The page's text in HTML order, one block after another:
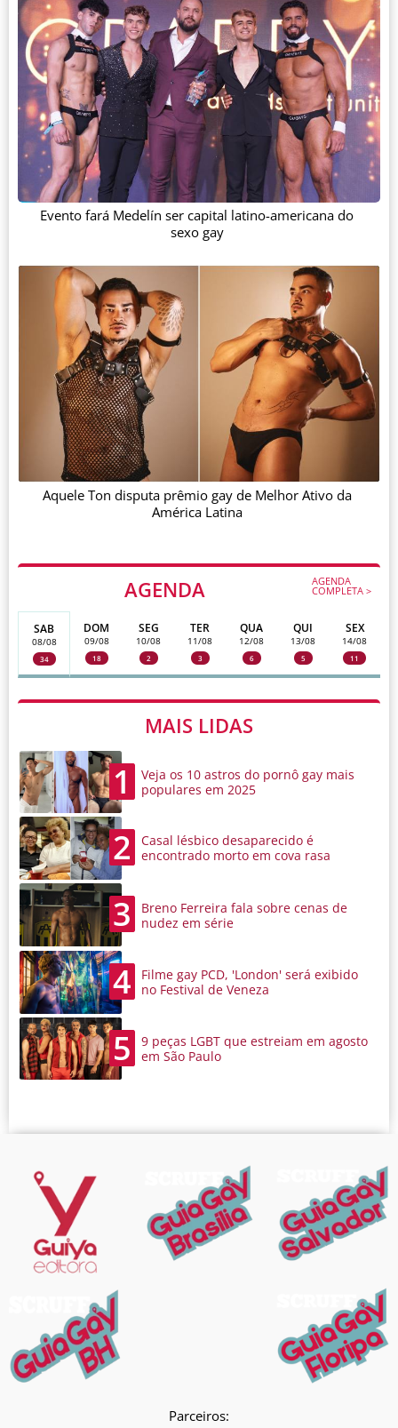
AGENDA AGENDA
COMPLETA >
SAB
08/08
34
DOM
09/08
18
SEG
10/08
2
TER
11/08
3
QUA
12/08
6
QUI
13/08
5
SEX
14/08
11
MAIS LIDAS
1
Veja os 10 astros do pornô gay mais
populares em 2025
2
Casal lésbico desaparecido é
encontrado morto em cova rasa
3
Breno Ferreira fala sobre cenas de
nudez em série
4
Filme gay PCD, 'London' será exibido
no Festival de Veneza
5
9 peças LGBT que estreiam em agosto
em São Paulo
Evento fará Medelín ser capital latino-americana do
sexo gay
Aquele Ton disputa prêmio gay de Melhor Ativo da
América Latina
Parceiros: